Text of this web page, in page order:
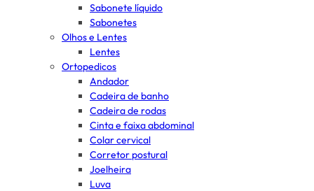
Sabonete líquido
Sabonetes
Olhos e Lentes
Lentes
Ortopedicos
Andador
Cadeira de banho
Cadeira de rodas
Cinta e faixa abdominal
Colar cervical
Corretor postural
Joelheira
Luva